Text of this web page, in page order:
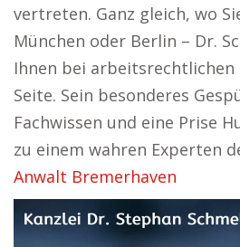
vertreten. Ganz gleich, wo
München oder Berlin – Dr.
Ihnen bei
Seite. Sein besonderes
Fachwissen und eine Prise
zu einem wahren Experten
Anwalt Bremerhaven